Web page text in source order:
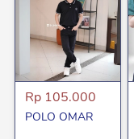
Rp 105.000
POLO OMAR